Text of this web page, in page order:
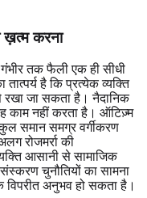
करना
तक फैली एक ही सीधी
है कि प्रत्येक व्यक्ति
रखा जा सकता है। नैदानिक
काम नहीं करता है। ऑटिज़्म
समान समग्र वर्गीकरण
रोजमर्रा की
आसानी से सामाजिक
चुनौतियों का सामना
अनुभव हो सकता है।